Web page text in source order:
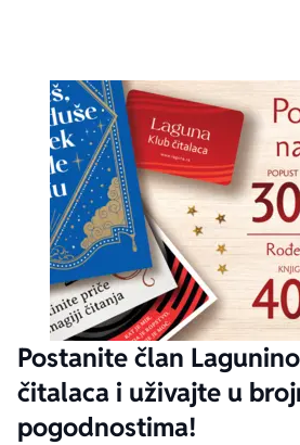
Postanite član
čitalaca i uživajte u
pogodnostima!